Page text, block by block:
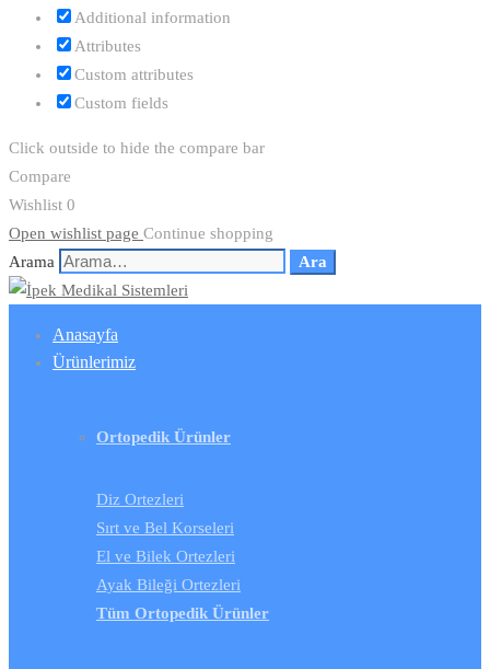
Additional information
Attributes
Custom attributes
Custom fields
Click outside to hide the compare bar
Compare
Wishlist 0
Open wishlist page Continue shopping
Arama
Ara
Anasayfa
Ürünlerimiz
Ortopedik Ürünler
Diz Ortezleri
Sırt ve Bel Korseleri
El ve Bilek Ortezleri
Ayak Bileği Ortezleri
Tüm Ortopedik Ürünler